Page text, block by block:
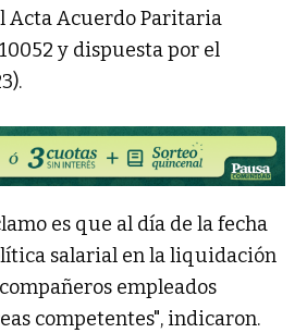
Acta Acuerdo Paritaria
y dispuesta por el
es que al día de la fecha
salarial en la liquidación
empleados
competentes", indicaron.